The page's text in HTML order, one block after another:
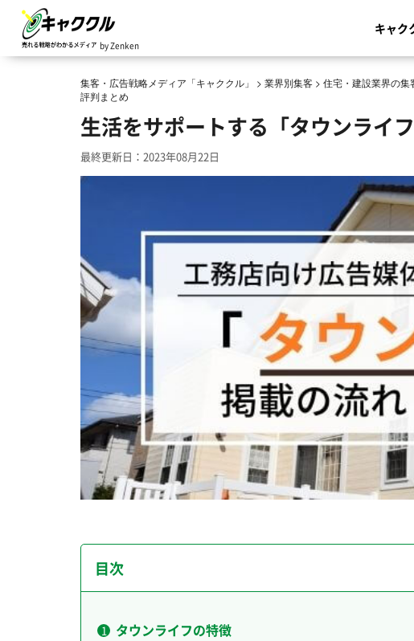
by Zenken
キャク
集客・広告戦略メディア「キャククル」 > 業界別集客 > 住宅・建設業界の集
評判まとめ
生活をサポートする「タウンライ
最終更新日：2023年08月22日
目次
タウンライフの特徴